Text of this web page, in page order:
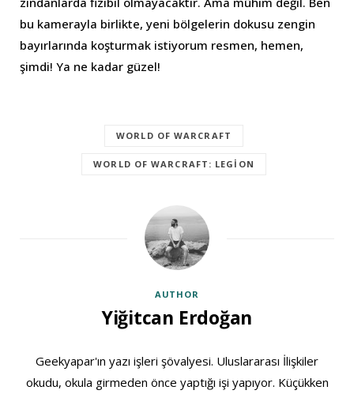
bu kamerayla birlikte, yeni bölgelerin dokusu zengin
bayırlarında koşturmak istiyorum resmen, hemen,
şimdi! Ya ne kadar güzel!
WORLD OF WARCRAFT
WORLD OF WARCRAFT: LEGION
AUTHOR
Yiğitcan Erdoğan
Geekyapar'ın yazı işleri şövalyesi. Uluslararası İlişkiler
okudu, okula girmeden önce yaptığı işi yapıyor. Küçükken